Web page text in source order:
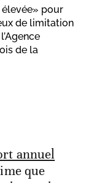
élevée» pour
de limitation
de la
annuel
que